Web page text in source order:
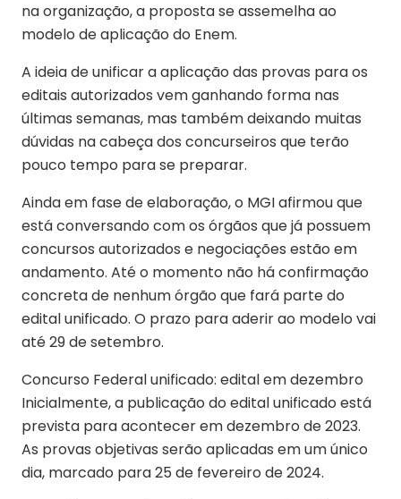
na organização, a proposta se assemelha ao
modelo de aplicação do Enem.
A ideia de unificar a aplicação das provas para os
editais autorizados vem ganhando forma nas
últimas semanas, mas também deixando muitas
dúvidas na cabeça dos concurseiros que terão
pouco tempo para se preparar.
Ainda em fase de elaboração, o MGI afirmou que
está conversando com os órgãos que já possuem
concursos autorizados e negociações estão em
andamento. Até o momento não há confirmação
concreta de nenhum órgão que fará parte do
edital unificado. O prazo para aderir ao modelo vai
até 29 de setembro.
Concurso Federal unificado: edital em dezembro
Inicialmente, a publicação do edital unificado está
prevista para acontecer em dezembro de 2023.
As provas objetivas serão aplicadas em um único
dia, marcado para 25 de fevereiro de 2024.